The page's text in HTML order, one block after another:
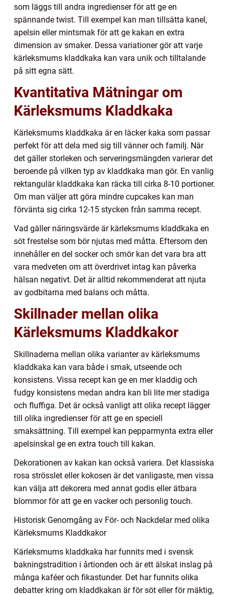
som läggs till andra ingredienser för att ge en
spännande twist. Till exempel kan man tillsätta kanel,
apelsin eller mintsmak för att ge kakan en extra
dimension av smaker. Dessa variationer gör att varje
kärleksmums kladdkaka kan vara unik och tilltalande
på sitt egna sätt.
Kvantitativa Mätningar om
Kärleksmums Kladdkaka
Kärleksmums kladdkaka är en läcker kaka som passar
perfekt för att dela med sig till vänner och familj. När
det gäller storleken och serveringsmängden varierar det
beroende på vilken typ av kladdkaka man gör. En vanlig
rektangulär kladdkaka kan räcka till cirka 8-10 portioner.
Om man väljer att göra mindre cupcakes kan man
förvänta sig cirka 12-15 stycken från samma recept.
Vad gäller näringsvärde är kärleksmums kladdkaka en
söt frestelse som bör njutas med måtta. Eftersom den
innehåller en del socker och smör kan det vara bra att
vara medveten om att överdrivet intag kan påverka
hälsan negativt. Det är alltid rekommenderat att njuta
av godbitarna med balans och måtta.
Skillnader mellan olika
Kärleksmums Kladdkakor
Skillnaderna mellan olika varianter av kärleksmums
kladdkaka kan vara både i smak, utseende och
konsistens. Vissa recept kan ge en mer kladdig och
fudgy konsistens medan andra kan bli lite mer stadiga
och fluffiga. Det är också vanligt att olika recept lägger
till olika ingredienser för att ge en speciell
smaksättning. Till exempel kan pepparmynta extra eller
apelsinskal ge en extra touch till kakan.
Dekorationen av kakan kan också variera. Det klassiska
rosa strösslet eller kokosen är det vanligaste, men vissa
kan välja att dekorera med annat godis eller ätbara
blommor för att ge en vacker och personlig touch.
Historisk Genomgång av För- och Nackdelar med olika
Kärleksmums Kladdkakor
Kärleksmums kladdkaka har funnits med i svensk
bakningstradition i årtionden och är ett älskat inslag på
många kaféer och fikastunder. Det har funnits olika
debatter kring om kladdkakan är för söt eller för mäktig,